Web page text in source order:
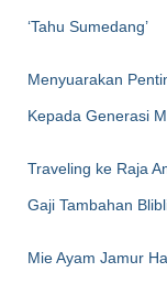
‘Tahu Sumedang’
Menyuarakan
Kepada Generasi
Traveling ke Raja
Gaji Tambahan
Mie Ayam Jamur